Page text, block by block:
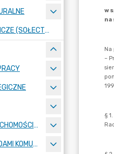
JEDNOSTKI POMOCNICZE (SOŁECTWA)
GOSPODARKA NIERUCHOMOŚCIAMI
GOSPODARKA ODPADAMI KOMUNALNYMI